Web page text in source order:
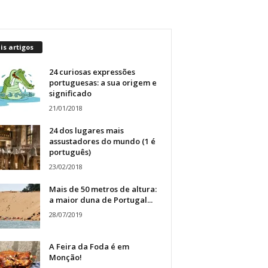
artigos
24 curiosas expressões
portuguesas: a sua origem e
significado
21/01/2018
24 dos lugares mais
assustadores do mundo (1 é
português)
23/02/2018
Mais de 50 metros de altura:
a maior duna de Portugal...
28/07/2019
A Feira da Foda é em
Monção!